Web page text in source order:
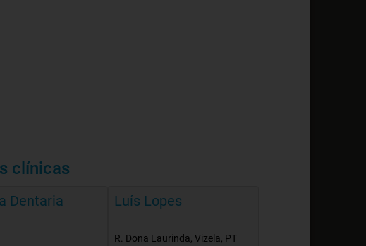
clínicas
Dentaria
Luís Lopes
R. Dona Laurinda, Vizela, PT